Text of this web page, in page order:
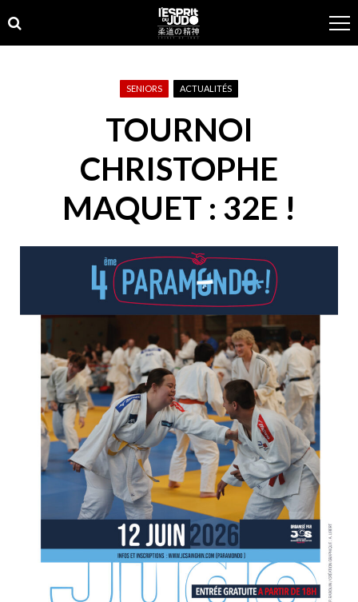
to
navigation
to
content
SENIORS ACTUALITÉS
TOURNOI
CHRISTOPHE
MAQUET : 32E !